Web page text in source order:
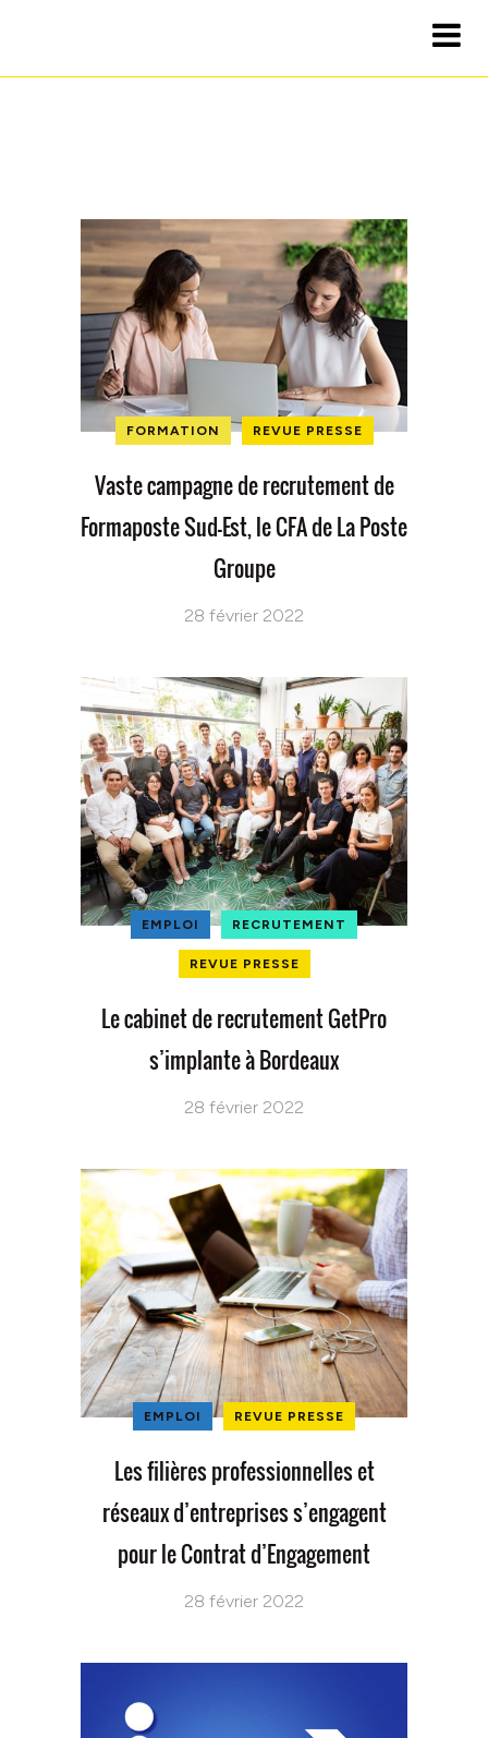
FORMATION REVUE PRESSE
Vaste campagne de recrutement de
Formaposte Sud-Est, le CFA de La Poste
Groupe
28 février 2022
EMPLOI RECRUTEMENT
REVUE PRESSE
Le cabinet de recrutement GetPro
s’implante à Bordeaux
28 février 2022
EMPLOI REVUE PRESSE
Les filières professionnelles et
réseaux d’entreprises s’engagent
pour le Contrat d’Engagement
28 février 2022